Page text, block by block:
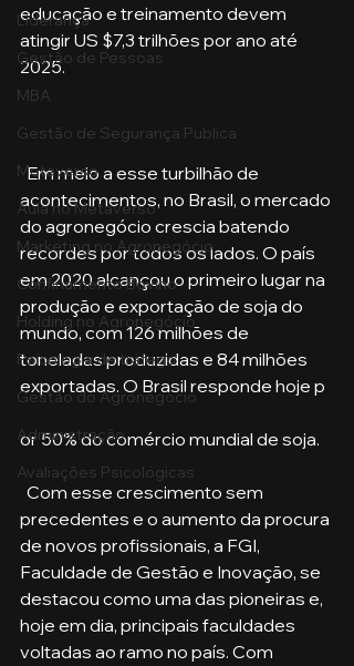
Liderança
Gestão de Pessoas
MBA
Gestão de Segurança Publica
Metaverso
Aula no Metaverso
Marketing no Agronegócio
Confinamento Bovino
Holding no Agronegócio
Psicologia de tráfego
Gestão do Agronegócio
Administração
Avaliações Psicológicas
educação e treinamento devem
atingir US $7,3 trilhões por ano até
2025.
  Em meio a esse turbilhão de
acontecimentos, no Brasil, o mercado
do agronegócio crescia batendo
recordes por todos os lados. O país
em 2020 alcançou o primeiro lugar na
produção e exportação de soja do
mundo, com 126 milhões de
toneladas produzidas e 84 milhões
exportadas. O Brasil responde hoje p
or 50% do comércio mundial de soja.
precedentes e o aumento da procura
de novos profissionais, a FGI,
Faculdade de Gestão e Inovação, se
destacou como uma das pioneiras e,
hoje em dia, principais faculdades
voltadas ao ramo no país. Com